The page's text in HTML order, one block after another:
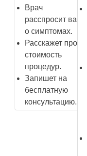
Врач
расспросит вас
о симптомах.
Расскажет про
стоимость
процедур.
Запишет на
бесплатную
консультацию.